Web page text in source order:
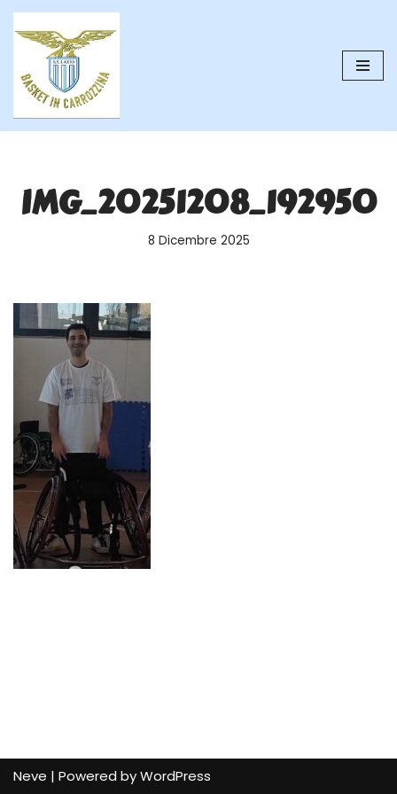
contenuto
IMG_20251208_192950
8 Dicembre 2025
Neve | Powered byWordPress